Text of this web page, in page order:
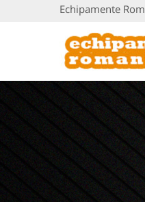
Echipamente